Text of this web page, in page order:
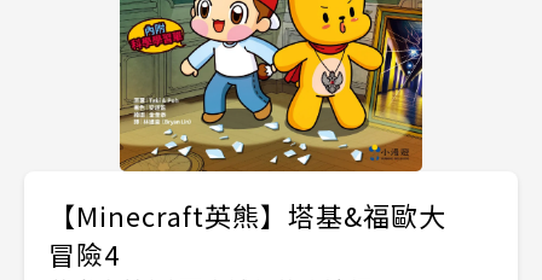
【Minecraft英熊】塔基&福歐大
冒險4